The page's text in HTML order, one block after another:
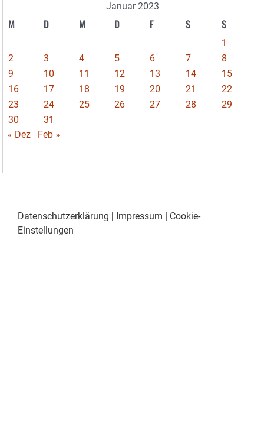
Januar 2023
M D M D F S S
1
2
3 4 5 6 7
8
9
10 11 12 13 14
15
16
17 18 19 20 21
22
23
24 25 26 27 28
29
30
31
« Dez
Feb »
Datenschutzerklärung | Impressum | Cookie-
Einstellungen